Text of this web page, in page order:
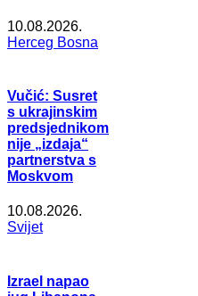
10.08.2026.
Herceg Bosna
Vučić: Susret
s ukrajinskim
predsjednikom
nije „izdaja“
partnerstva s
Moskvom
10.08.2026.
Svijet
Izrael napao